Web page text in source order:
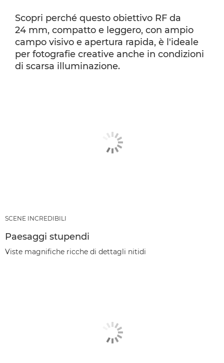
Scopri perché questo obiettivo RF da
24 mm, compatto e leggero, con ampio
campo visivo e apertura rapida, è l'ideale
per fotografie creative anche in condizioni
di scarsa illuminazione.
SCENE INCREDIBILI
Paesaggi stupendi
Viste magnifiche ricche di dettagli nitidi